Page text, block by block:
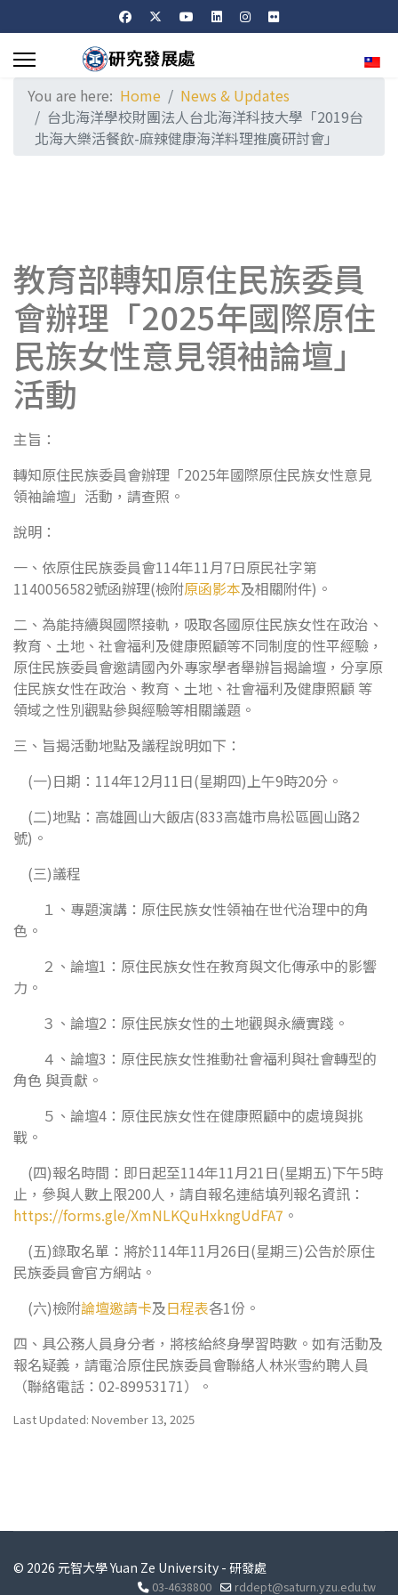
You are here: Home
News & Updates
台北海洋學校財團法人台北海洋科技大學「2019台
北海大樂活餐飲-麻辣健康海洋料理推廣研討會」
教育部轉知原住民族委員
會辦理「2025年國際原住
民族女性意見領袖論壇」
活動
主旨：
轉知原住民族委員會辦理「2025年國際原住民族女性意見
領袖論壇」活動，請查照。
說明：
一、依原住民族委員會114年11月7日原民社字第
1140056582號函辦理(檢附原函影本及相關附件)。
二、為能持續與國際接軌，吸取各國原住民族女性在政治、
教育、土地、社會福利及健康照顧等不同制度的性平經驗，
原住民族委員會邀請國內外專家學者舉辦旨揭論壇，分享原
住民族女性在政治、教育、土地、社會福利及健康照顧 等
領域之性別觀點參與經驗等相關議題。
三、旨揭活動地點及議程說明如下：
(一)日期：114年12月11日(星期四)上午9時20分。
(二)地點：高雄圓山大飯店(833高雄市鳥松區圓山路2
號)。
(三)議程
１、專題演講：原住民族女性領袖在世代治理中的角
色。
２、論壇1：原住民族女性在教育與文化傳承中的影響
力。
３、論壇2：原住民族女性的土地觀與永續實踐。
４、論壇3：原住民族女性推動社會福利與社會轉型的
角色 與貢獻。
５、論壇4：原住民族女性在健康照顧中的處境與挑
戰。
(四)報名時間：即日起至114年11月21日(星期五)下午5時
止，參與人數上限200人，請自報名連結填列報名資訊：
https://forms.gle/XmNLKQuHxkngUdFA7 。
(五)錄取名單：將於114年11月26日(星期三)公告於原住
民族委員會官方網站。
(六)檢附論壇邀請卡及日程表各1份。
四、具公務人員身分者，將核給終身學習時數。如有活動及
報名疑義，請電洽原住民族委員會聯絡人林米雪約聘人員
（聯絡電話：02-89953171）。
Last Updated: November 13, 2025
© 2026 元智大學 Yuan Ze University - 研發處
03-4638800 rddept@saturn.yzu.edu.tw